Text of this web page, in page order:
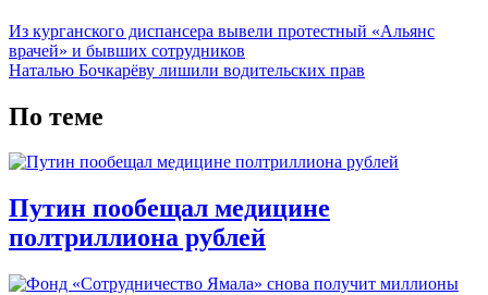
Из курганского диспансера вывели протестный «Альянс
врачей» и бывших сотрудников
Наталью Бочкарёву лишили водительских прав
По теме
Путин пообещал медицине
полтриллиона рублей